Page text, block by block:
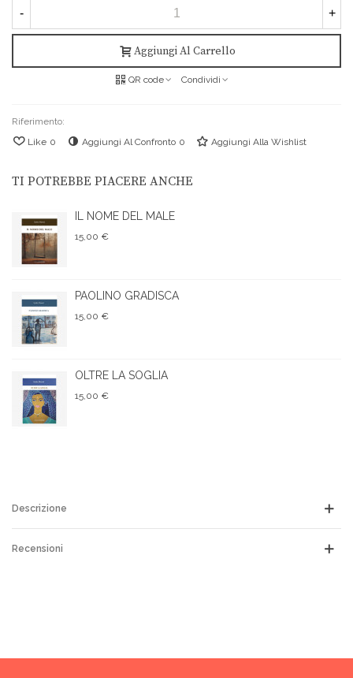
- +
Aggiungi Al Carrello
QR code Condividi
Riferimento:
Like 0 Aggiungi Al Confronto 0 Aggiungi Alla Wishlist
TI POTREBBE PIACERE ANCHE
IL NOME DEL MALE
15,00 €
PAOLINO GRADISCA
15,00 €
OLTRE LA SOGLIA
15,00 €
Descrizione
Recensioni